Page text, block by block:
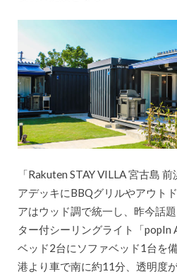
「Rakuten STAY VILLA 宮古島
アデッキにBBQグリルやアウト
アはウッド調で統一し、昨今話
ター付シーリングライト「popIn
ベッド2台にソファベッド1台を
港より車で南に約11分、透明度